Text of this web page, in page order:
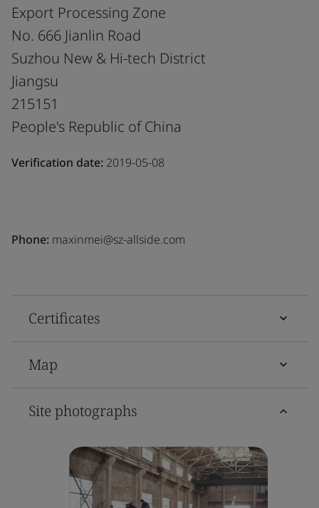
Export Processing Zone
No. 666 Jianlin Road
Suzhou New & Hi-tech District
Jiangsu
215151
People's Republic of China
Verification date: 2019-05-08
Phone: maxinmei@sz-allside.com
Certificates
Map
Site photographs